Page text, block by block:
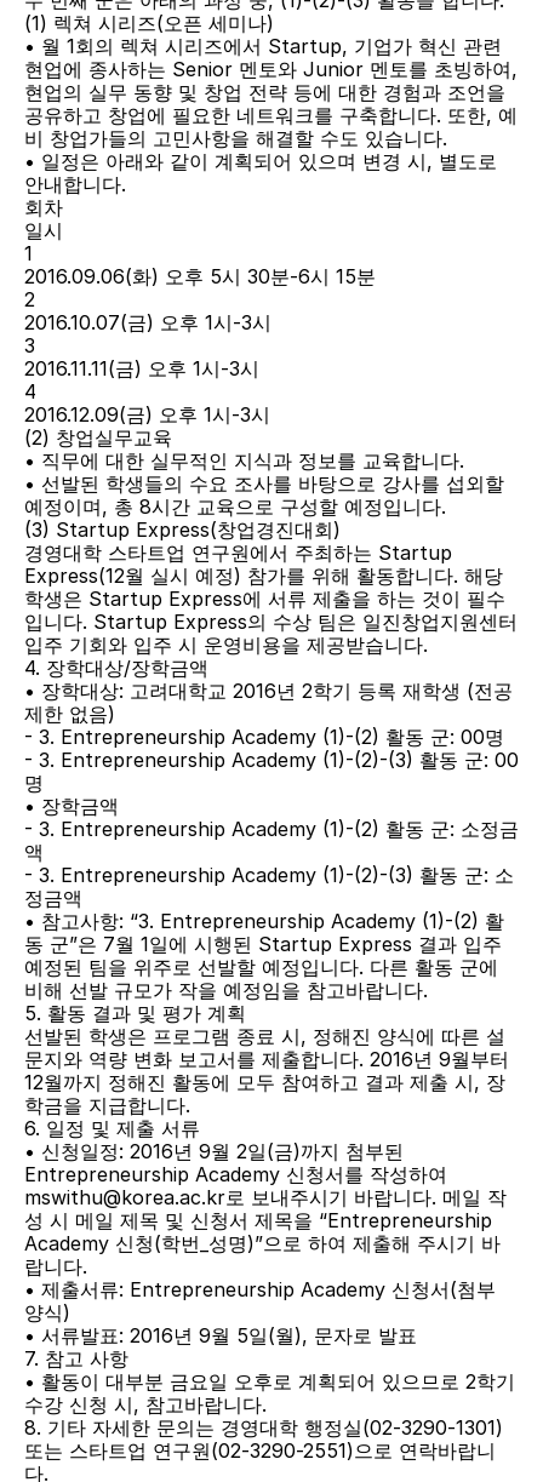
(1) 렉쳐 시리즈(오픈 세미나)
• 월 1회의 렉쳐 시리즈에서 Startup, 기업가 혁신 관련
현업에 종사하는 Senior 멘토와 Junior 멘토를 초빙하여,
현업의 실무 동향 및 창업 전략 등에 대한 경험과 조언을
공유하고 창업에 필요한 네트워크를 구축합니다. 또한, 예
비 창업가들의 고민사항을 해결할 수도 있습니다.
• 일정은 아래와 같이 계획되어 있으며 변경 시, 별도로
안내합니다.
회차
일시
1
2016.09.06(화) 오후 5시 30분-6시 15분
2
2016.10.07(금) 오후 1시-3시
3
2016.11.11(금) 오후 1시-3시
4
2016.12.09(금) 오후 1시-3시
(2) 창업실무교육
• 직무에 대한 실무적인 지식과 정보를 교육합니다.
• 선발된 학생들의 수요 조사를 바탕으로 강사를 섭외할
예정이며, 총 8시간 교육으로 구성할 예정입니다.
(3) Startup Express(창업경진대회)
경영대학 스타트업 연구원에서 주최하는 Startup
Express(12월 실시 예정) 참가를 위해 활동합니다. 해당
학생은 Startup Express에 서류 제출을 하는 것이 필수
입니다. Startup Express의 수상 팀은 일진창업지원센터
입주 기회와 입주 시 운영비용을 제공받습니다.
4. 장학대상/장학금액
• 장학대상: 고려대학교 2016년 2학기 등록 재학생 (전공
제한 없음)
- 3. Entrepreneurship Academy (1)-(2) 활동 군: 00명
- 3. Entrepreneurship Academy (1)-(2)-(3) 활동 군: 00
명
• 장학금액
- 3. Entrepreneurship Academy (1)-(2) 활동 군: 소정금
액
- 3. Entrepreneurship Academy (1)-(2)-(3) 활동 군: 소
정금액
• 참고사항: “3. Entrepreneurship Academy (1)-(2) 활
동 군”은 7월 1일에 시행된 Startup Express 결과 입주
예정된 팀을 위주로 선발할 예정입니다. 다른 활동 군에
비해 선발 규모가 작을 예정임을 참고바랍니다.
5. 활동 결과 및 평가 계획
선발된 학생은 프로그램 종료 시, 정해진 양식에 따른 설
문지와 역량 변화 보고서를 제출합니다. 2016년 9월부터
12월까지 정해진 활동에 모두 참여하고 결과 제출 시, 장
학금을 지급합니다.
6. 일정 및 제출 서류
• 신청일정: 2016년 9월 2일(금)까지 첨부된
Entrepreneurship Academy 신청서를 작성하여
mswithu@korea.ac.kr로 보내주시기 바랍니다. 메일 작
성 시 메일 제목 및 신청서 제목을 “Entrepreneurship
Academy 신청(학번_성명)”으로 하여 제출해 주시기 바
랍니다.
• 제출서류: Entrepreneurship Academy 신청서(첨부
양식)
• 서류발표: 2016년 9월 5일(월), 문자로 발표
7. 참고 사항
• 활동이 대부분 금요일 오후로 계획되어 있으므로 2학기
수강 신청 시, 참고바랍니다.
8. 기타 자세한 문의는 경영대학 행정실(02-3290-1301)
또는 스타트업 연구원(02-3290-2551)으로 연락바랍니
다.